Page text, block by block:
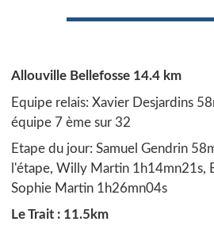
Allouville Bellefosse 14.4 km
Equipe relais: Xavier Desjardins
équipe 7 ème sur 32
Etape du jour: Samuel Gendrin
l'étape, Willy Martin 1h14mn21s,
Sophie Martin 1h26mn04s
Le Trait : 11.5km